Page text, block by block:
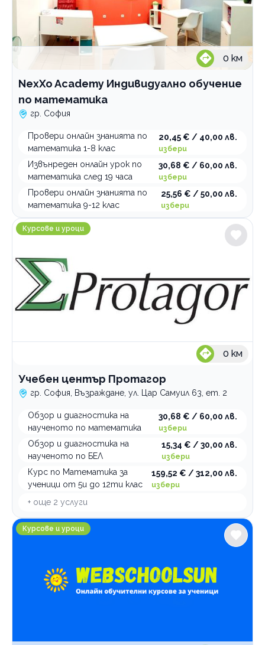
0 км
NexXo Academy Индивидуално обучение
по математика
гр. София
Провери онлайн знанията по
математика 1-8 клас
20,45 € / 40,00 лв.
избери
Извънреден онлайн урок по
математика след 19 часа
30,68 € / 60,00 лв.
избери
Провери онлайн знанията по
математика 9-12 клас
25,56 € / 50,00 лв.
избери
Учебен център Протагор
Курсове и уроци
0 км
Учебен център Протагор
гр. София, Възраждане, ул. Цар Самуил 63, ет. 2
Обзор и диагностика на
наученото по математика
30,68 € / 60,00 лв.
избери
Обзор и диагностика на
наученото по БЕЛ
15,34 € / 30,00 лв.
избери
Курс по Математика за
ученици от 5и до 12ти клас
159,52 € / 312,00 лв.
избери
+ още 2 услуги
Обучителна платформа Webschoolsun София
Курсове и уроци